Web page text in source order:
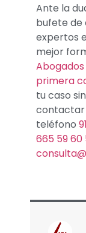
Ante la
bufete de
expertos
mejor
Abogados
primera
tu caso
contactar
teléfono
665 59 60